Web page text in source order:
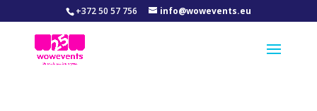
+372 50 57 756 info@wowevents.eu